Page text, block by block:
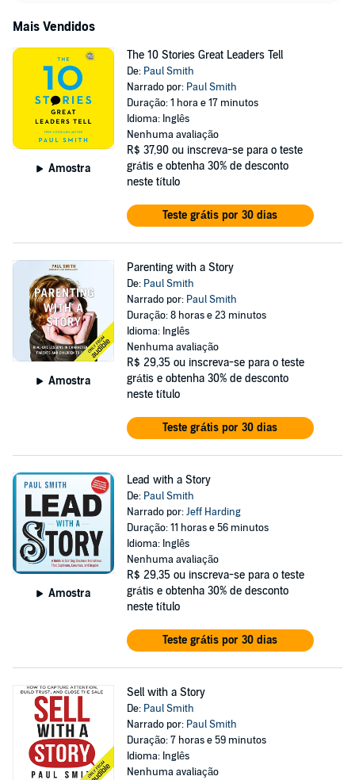
Mais Vendidos
Amostra
The 10 Stories Great Leaders Tell
De: Paul Smith
Narrado por: Paul Smith
Duração: 1 hora e 17 minutos
Idioma: Inglês
Nenhuma avaliação
R$ 37,90 ou inscreva-se para o teste
grátis e obtenha 30% de desconto
neste título
Teste grátis por 30 dias
Amostra
Parenting with a Story
De: Paul Smith
Narrado por: Paul Smith
Duração: 8 horas e 23 minutos
Idioma: Inglês
Nenhuma avaliação
R$ 29,35 ou inscreva-se para o teste
grátis e obtenha 30% de desconto
neste título
Teste grátis por 30 dias
Amostra
Lead with a Story
De: Paul Smith
Narrado por:Jeff Harding
Duração: 11 horas e 56 minutos
Idioma: Inglês
Nenhuma avaliação
R$ 29,35 ou inscreva-se para o teste
grátis e obtenha 30% de desconto
neste título
Teste grátis por 30 dias
Sell with a Story
De: Paul Smith
Narrado por: Paul Smith
Duração: 7 horas e 59 minutos
Idioma: Inglês
Nenhuma avaliação